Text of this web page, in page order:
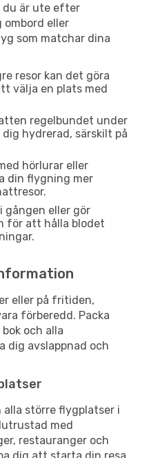
du är ute efter
eller
som matchar dina
resor kan det göra
välja en plats med
regelbundet under
hydrerad, särskilt på
hörlurar eller
din flygning mer
i gången eller gör
för att hålla blodet
eller på fritiden,
förberedd. Packa
och alla
dig avslappnad och
större flygplatser i
med
restauranger och